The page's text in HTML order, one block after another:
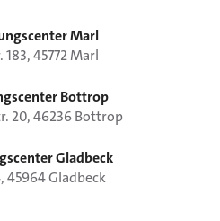
Marl
183,45772Marl
Bottrop
20,46236 Bottrop
Gladbeck
,45964Gladbeck